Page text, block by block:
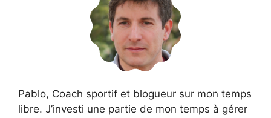
Pablo, Coach sportif et blogueur sur mon temps
libre. J’investi une partie de mon temps à gérer